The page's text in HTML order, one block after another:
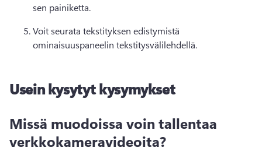
sen painiketta.
Voit seurata tekstityksen edistymistä
ominaisuuspaneelin tekstitysvälilehdellä.
Usein kysytyt kysymykset
Missä muodoissa voin tallentaa
verkkokameravideoita?